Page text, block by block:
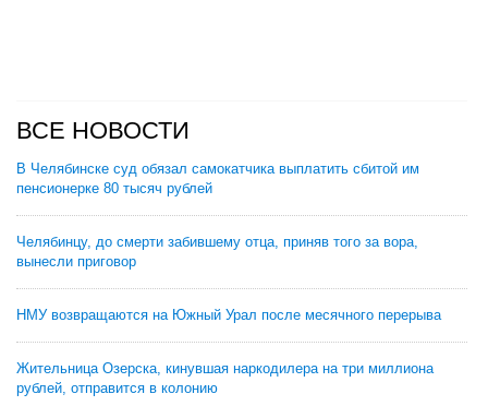
ВСЕ НОВОСТИ
В Челябинске суд обязал самокатчика выплатить сбитой им
пенсионерке 80 тысяч рублей
Челябинцу, до смерти забившему отца, приняв того за вора,
вынесли приговор
НМУ возвращаются на Южный Урал после месячного перерыва
Жительница Озерска, кинувшая наркодилера на три миллиона
рублей, отправится в колонию